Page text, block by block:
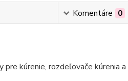
Komentáre 0
kúrenie, rozdeľovače kúrenia a